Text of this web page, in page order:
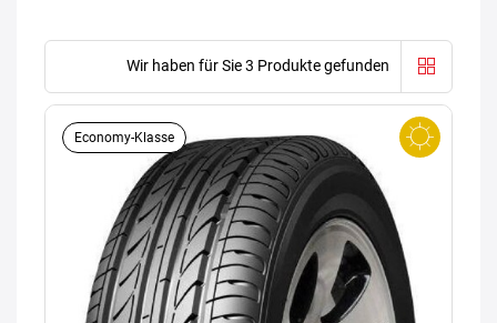
Wir haben für Sie 3 Produkte gefunden
Economy-Klasse